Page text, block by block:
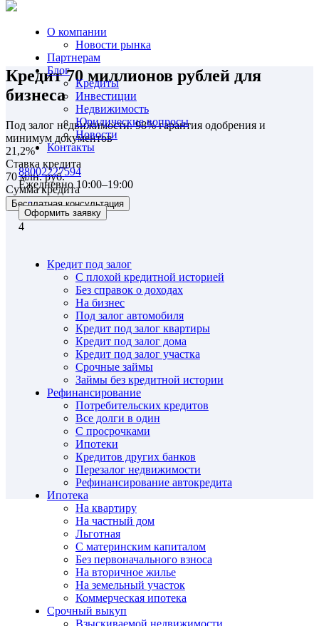
О компании
Новости рынка
Партнерам
Блог
Кредиты
Инвестиции
Недвижимость
Юридические вопросы
Новости
Контакты
88002227594
Ежедневно 10:00–19:00
Оформить заявку
4
Кредит под залог
С плохой кредитной историей
Без справок о доходах
На бизнес
Под залог автомобиля
Кредит под залог квартиры
Кредит под залог дома
Кредит под залог участка
Срочные займы
Займы без кредитной истории
Рефинансирование
Потребительских кредитов
Все долги в один
С просрочками
Ипотеки
Кредитов других банков
Перезалог недвижимости
Рефинансирование автокредита
Ипотека
На квартиру
На частный дом
Льготная
С материнским капиталом
Без первоначального взноса
На вторичное жилье
На земельный участок
Коммерческая ипотека
Срочный выкуп
Взыскиваемой недвижимости
Кредит 70 миллионов рублей для
бизнеса
Под залог недвижимости. 98% гарантия одобрения и
минимум документов
21,2%
Ставка кредита
70 млн. руб.
Сумма кредита
Бесплатная консультация